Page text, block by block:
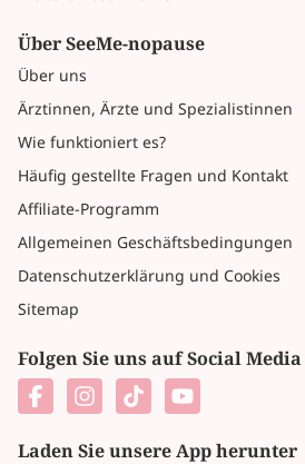
Über SeeMe-nopause
Über uns
Ärztinnen, Ärzte und Spezialistinnen
Wie funktioniert es?
Häufig gestellte Fragen und Kontakt
Affiliate-Programm
Allgemeinen Geschäftsbedingungen
Datenschutzerklärung und Cookies
Sitemap
Folgen Sie uns auf Social Media
Laden Sie unsere App herunter